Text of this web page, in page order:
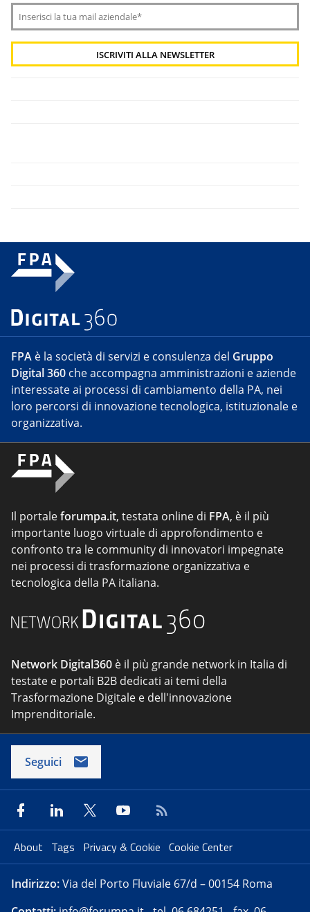
FPA è la società di servizi e consulenza del Gruppo
Digital 360 che accompagna amministrazioni e aziende
interessate ai processi di cambiamento della PA, nei
loro percorsi di innovazione tecnologica, istituzionale e
organizzativa.
Il portaleforumpa.it, testata online di FPA, è il più
importante luogo virtuale di approfondimento e
confronto tra le community di innovatori impegnate
nei processi di trasformazione organizzativa e
tecnologica della PA italiana.
Network Digital360 è il più grande network in Italia di
testate e portali B2B dedicati ai temi della
Trasformazione Digitale e dell'innovazione
Imprenditoriale.
Seguici
About Tags Privacy & Cookie Cookie Center
Indirizzo:Via del Porto Fluviale 67/d – 00154 Roma